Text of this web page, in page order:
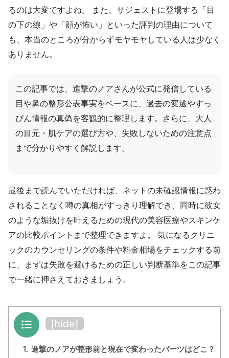
るのは大変ですよね。 また、サジェストに登場する「目
の下の線」や「顔が怖い」といった評判の理由について
も、本当のところが分からずモヤモヤしている人は少なく
ありません。
この記事では、進撃のノアさんが公式に発信している
目や鼻の整形公表事実をベースに、過去の変遷やすっ
ぴん情報の真偽を客観的に整理します。さらに、大人
の目元・肌ケアの選び方や、失敗しないための注意点
まで分かりやすく解説します。
最後まで読んでいただければ、ネットの未確認情報に惑わ
されることなく噂の真相がすっきり理解でき、同時に彼女
のような垢抜けを叶えるための現代の美容医療やスキンケ
アの比較ポイントまで整理できますよ。 気になるクリニ
ックのカウンセリングの条件や料金相場をチェックする前
に、まずは失敗を避けるための正しい判断基準をこの記事
で一緒に押さえておきましょう。
目次 [hide]
1. 進撃のノアが整形前と現在で変わったパーツはどこ？